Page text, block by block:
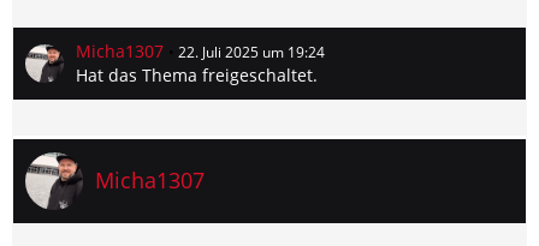
Micha1307 22. Juli 2025 um 19:24
Hat das Thema freigeschaltet.
Micha1307